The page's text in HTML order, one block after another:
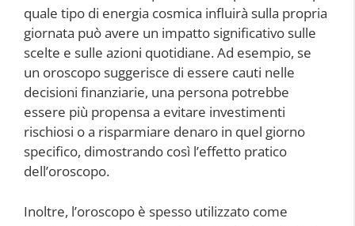
quale tipo di energia cosmica influirà sulla propria
giornata può avere un impatto significativo sulle
scelte e sulle azioni quotidiane. Ad esempio, se
un oroscopo suggerisce di essere cauti nelle
decisioni finanziarie, una persona potrebbe
essere più propensa a evitare investimenti
rischiosi o a risparmiare denaro in quel giorno
specifico, dimostrando così l’effetto pratico
dell’oroscopo.
Inoltre, l’oroscopo è spesso utilizzato come